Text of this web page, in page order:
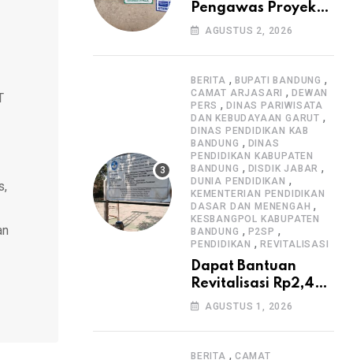
Pengawas Proyek
Citiis Terkait
Pengawasan K3
AGUSTUS 2, 2026
BERITA , BUPATI BANDUNG ,
CAMAT ARJASARI ,DEWAN
PERS ,DINAS PARIWISATA
DAN KEBUDAYAAN GARUT ,
DINAS PENDIDIKAN KAB
BANDUNG , DINAS
PENDIDIKAN KABUPATEN
BANDUNG , DISDIK JABAR ,
DUNIA PENDIDIKAN ,
KEMENTERIAN PENDIDIKAN
DASAR DAN MENENGAH ,
KESBANGPOL KABUPATEN
BANDUNG , P2SP ,
PENDIDIKAN , REVITALISASI
Dapat Bantuan
Revitalisasi Rp2,4
Miliar, SMPN 1
Masyarakat Sambut
Antusias
AGUSTUS 1, 2026
BERITA , CAMAT